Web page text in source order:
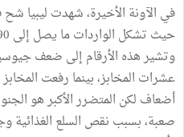
في الآونة الأخيرة، شهدت ليبيا
وتشير هذه الأرقام إلى ضعف
أضعاف لكن المتضرر الأكبر هو
صعبة، بسبب نقص السلع الغذائية